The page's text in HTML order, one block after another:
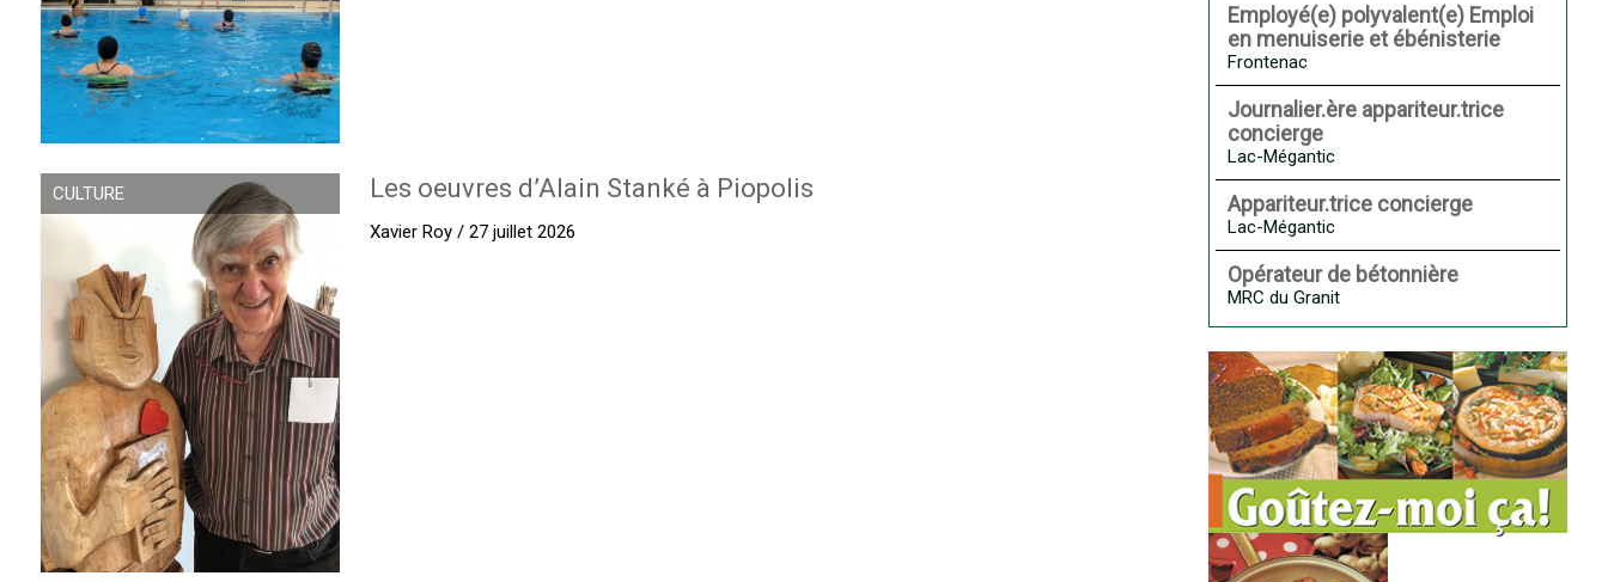
CULTURE Les oeuvres d’Alain Stanké à Piopolis
Xavier Roy / 27 juillet 2026
Employé(e) polyvalent(e) Emploi
en menuiserie et ébénisterie
Frontenac
Journalier.ère appariteur.trice
concierge
Lac-Mégantic
Appariteur.trice concierge
Lac-Mégantic
Opérateur de bétonnière
MRC du Granit